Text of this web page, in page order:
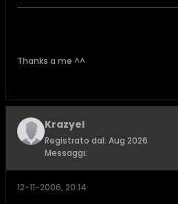
Thanks a me ^^
Krazyel
Registrato dal: Aug 2026
Messaggi:
12-11-2006, 20:14